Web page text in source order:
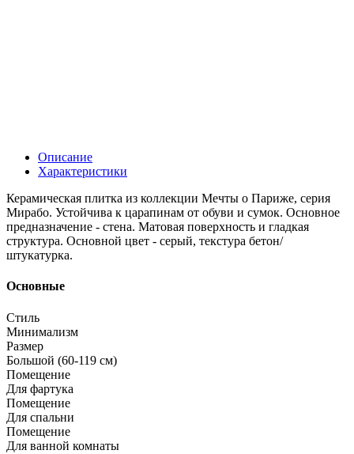
Описание
Характеристики
Керамическая плитка из коллекции Мечты о Париже, серия
Мирабо. Устойчива к царапинам от обуви и сумок. Основное
предназначение - стена. Матовая поверхность и гладкая
структура. Основной цвет - серый, текстура бетон/
штукатурка.
Основные
Стиль
Минимализм
Размер
Большой (60-119 см)
Помещение
Для фартука
Помещение
Для спальни
Помещение
Для ванной комнаты